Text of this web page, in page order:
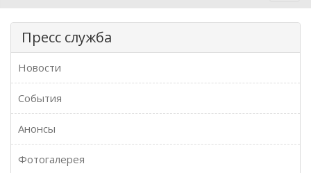
Пресс служба
Новости
События
Анонсы
Фотогалерея